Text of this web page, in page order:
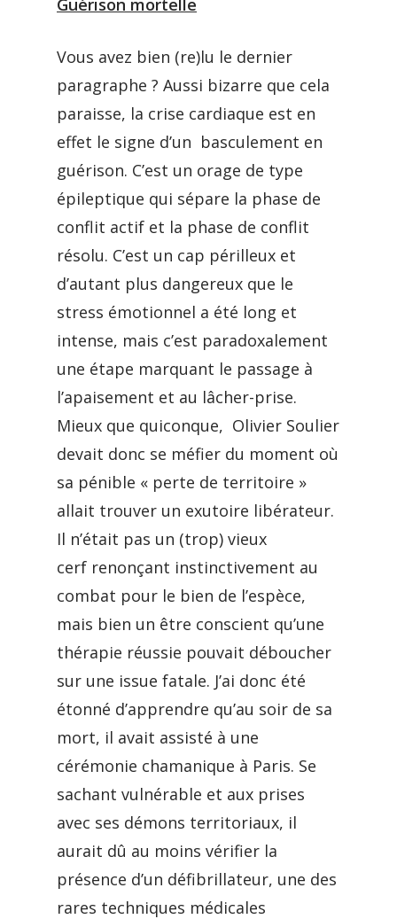
Guérison mortelle
Vous avez bien (re)lu le dernier
paragraphe ? Aussi bizarre que cela
paraisse, la crise cardiaque est en
effet le signe d’un basculement en
guérison. C’est un orage de type
épileptique qui sépare la phase de
conflit actif et la phase de conflit
résolu. C’est un cap périlleux et
d’autant plus dangereux que le
stress émotionnel a été long et
intense, mais c’est paradoxalement
une étape marquant le passage à
l’apaisement et au lâcher-prise.
Mieux que quiconque, Olivier Soulier
devait donc se méfier du moment où
sa pénible « perte de territoire »
allait trouver un exutoire libérateur.
Il n’était pas un (trop) vieux
cerf renonçant instinctivement au
combat pour le bien de l’espèce,
mais bien un être conscient qu’une
thérapie réussie pouvait déboucher
sur une issue fatale. J’ai donc été
étonné d’apprendre qu’au soir de sa
mort, il avait assisté à une
cérémonie chamanique à Paris. Se
sachant vulnérable et aux prises
avec ses démons territoriaux, il
aurait dû au moins vérifier la
présence d’un défibrillateur, une des
rares techniques médicales